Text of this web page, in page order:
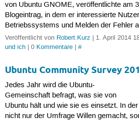
von Ubuntu GNOME, veröffentlichte am
Blogeintrag, in dem er interessierte
Betriebssystems und Melden der Fehler
Veröffentlicht von Robert.Kurz | 1. April 2014
und ich| 0 Kommentare| #
Ubuntu Community Survey
Jedes Jahr wird die Ubuntu-
Gemeinschaft befragt, was sie von
Ubuntu hält und wie sie es einsetzt. In
nicht nur der Umfrage Willen gemacht,